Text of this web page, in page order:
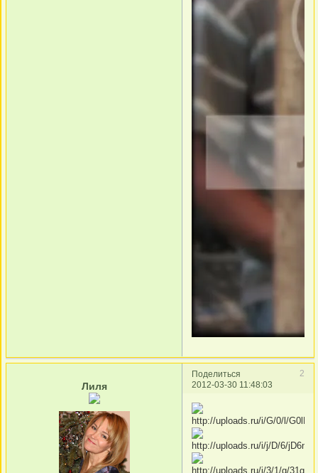
Поделиться
2
2012-03-30 11:48:03
Лиля